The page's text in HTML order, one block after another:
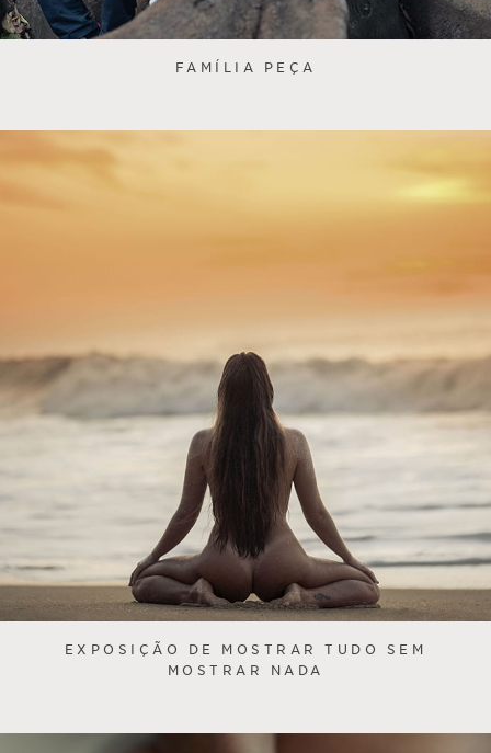
FAMÍLIA PEÇA
EXPOSIÇÃO DE MOSTRAR TUDO SEM
MOSTRAR NADA